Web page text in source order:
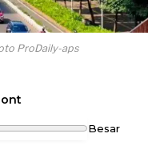
ProDaily-aps
Besar